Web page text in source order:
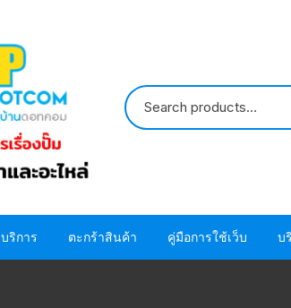
บริการ ตะกร้าสินค้า คู่มือการใช้เว็บ บ